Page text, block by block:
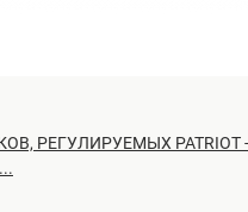
РЕГУЛИРУЕМЫХ PATRIOT -